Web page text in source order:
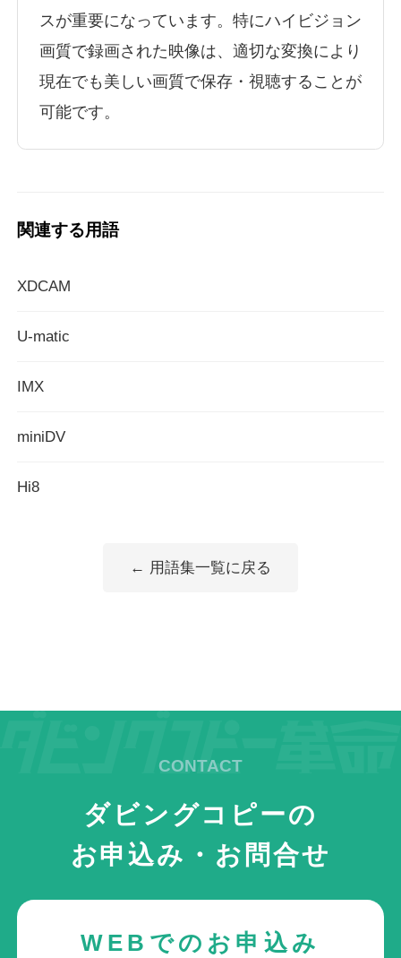
スが重要になっています。特にハイビジョン
画質で録画された映像は、適切な変換により
現在でも美しい画質で保存・視聴することが
可能です。
関連する用語
XDCAM
U-matic
IMX
miniDV
Hi8
← 用語集一覧に戻る
ダビングコピーの
お申込み・お問合せ
WEBでのお申込み